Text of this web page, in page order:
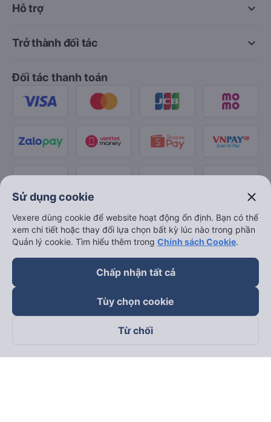
keyboard_arrow_down
Hỗ trợ
keyboard_arrow_down
Trở thành đối tác
Đối tác thanh toán
Theo dõi chúng tôi trên
Sử dụng cookie close
Vexere dùng cookie để website hoạt động ổn định. Bạn có thể
xem chi tiết hoặc thay đổi lựa chọn bất kỳ lúc nào trong phần
Quản lý cookie. Tìm hiểu thêm trong Chính sách Cookie.
Chấp nhận tất cả
Tùy chọn cookie
Từ chối